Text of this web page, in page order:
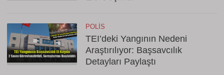
POLIS
TEI’deki Yangının Nedeni
Araştırılıyor: Başsavcılık
Detayları Paylaştı